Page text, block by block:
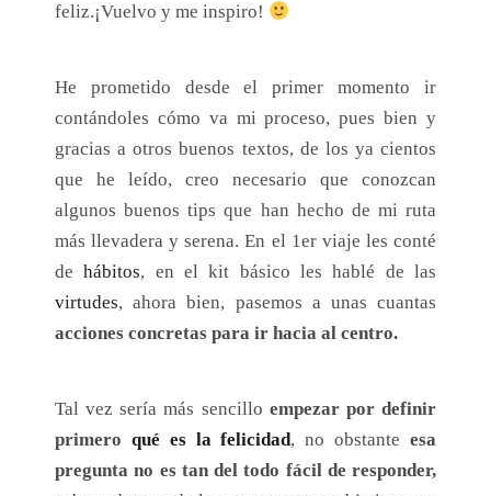
feliz.¡Vuelvo y me inspiro!
He prometido desde el primer momento ir
contándoles cómo va mi proceso, pues bien y
gracias a otros buenos textos, de los ya cientos
que he leído, creo necesario que conozcan
algunos buenos tips que han hecho de mi ruta
más llevadera y serena. En el 1er viaje les conté
dehábitos, en el kit básico les hablé de las
virtudes, ahora bien, pasemos a unas cuantas
acciones concretas para ir hacia al centro.
Tal vez sería más sencillo empezar por definir
primero qué es la felicidad, no obstanteesa
pregunta no es tan del todo fácil de responder,